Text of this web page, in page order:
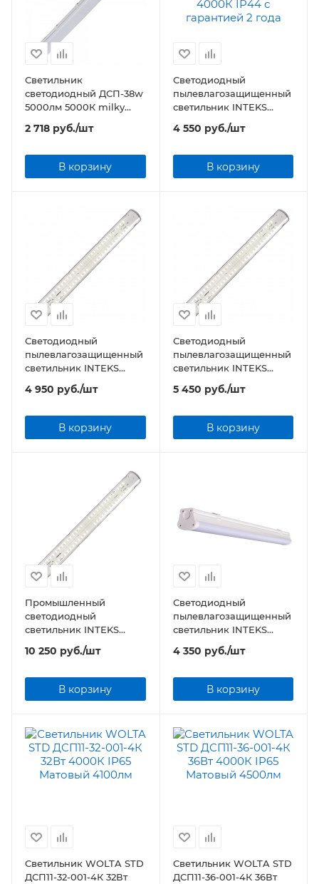
Светильник
светодиодный ДСП-38w
5000лм 5000К milky
2 718 руб./шт
В корзину
Светодиодный
пылевлагозащищенный
светильник INTEKS
Prom 25Вт 2750Лм
4000К IP44
4 550 руб./шт
В корзину
Светодиодный
пылевлагозащищенный
светильник INTEKS
Prom-36 32Вт 3750Лм
4000/5000К IP65
4 950 руб./шт
В корзину
Светодиодный
пылевлагозащищенный
светильник INTEKS
Prom-50 47Вт 5380Лм
4000/5000К IP65
5 450 руб./шт
В корзину
Промышленный
светодиодный
светильник INTEKS
PromA-36 36Вт 3750Лм
4000/5000К IP65 с
питания
10 250 руб./шт
В корзину
Светодиодный
пылевлагозащищенный
светильник INTEKS
Prom SSP-50 47Вт
4840Лм 4000/5000К
4 350 руб./шт
В корзину
Светильник WOLTA STD
ДСП11-32-001-4К 32Вт
Светильник WOLTA STD
ДСП11-36-001-4К 36Вт